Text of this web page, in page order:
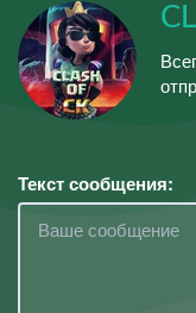
Текст сообщения: